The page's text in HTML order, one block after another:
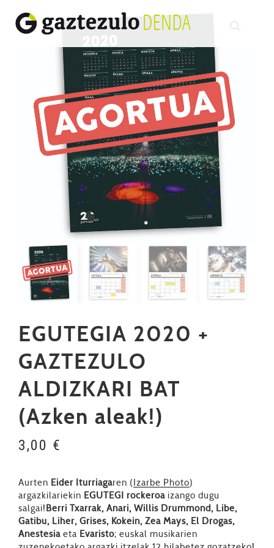
EGUTEGIA 2020 +
GAZTEZULO
ALDIZKARI BAT
(Azken aleak!)
3,00 €
Aurten Eider Iturriagaren ( Izarbe Photo)
argazkilariekin EGUTEGI rockeroa izango dugu
salgai! Berri Txarrak, Anari, Willis Drummond, Libe,
Gatibu, Liher, Grises, Kokein, Zea Mays, El Drogas,
Anestesia eta Evaristo; euskal musikarien